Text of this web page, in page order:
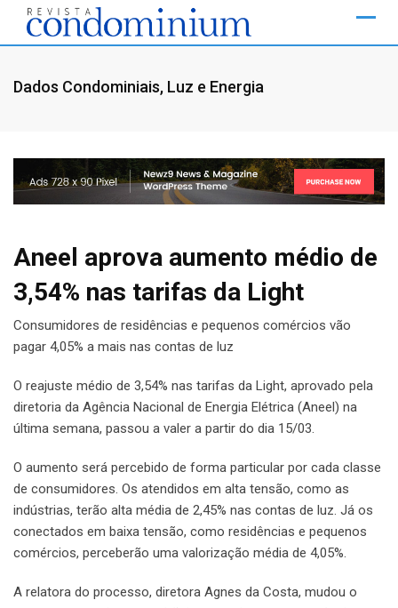
Dados Condominiais, Luz e Energia
Aneel aprova aumento médio de
3,54% nas tarifas da Light
Consumidores de residências e pequenos comércios vão
pagar 4,05% a mais nas contas de luz
O reajuste médio de 3,54% nas tarifas da Light, aprovado pela
diretoria da Agência Nacional de Energia Elétrica (Aneel) na
última semana, passou a valer a partir do dia 15/03.
O aumento será percebido de forma particular por cada classe
de consumidores. Os atendidos em alta tensão, como as
indústrias, terão alta média de 2,45% nas contas de luz. Já os
conectados em baixa tensão, como residências e pequenos
comércios, perceberão uma valorização média de 4,05%.
A relatora do processo, diretora Agnes da Costa, mudou o